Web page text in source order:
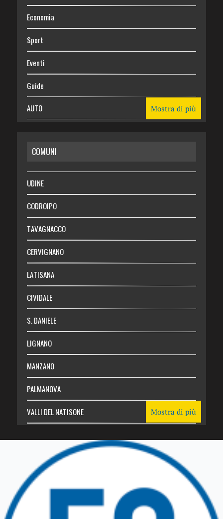
Economia
Sport
Eventi
Guide
AUTO
RISPARMIO
SALUTE
Necrologie
Chi siamo
Abbonati
Login
Mostra di più
COMUNI
UDINE
CODROIPO
TAVAGNACCO
CERVIGNANO
LATISANA
CIVIDALE
S. DANIELE
LIGNANO
MANZANO
PALMANOVA
VALLI DEL NATISONE
TRICESIMO
TARCENTO
GEMONA DEL FRIULI
Mostra di più